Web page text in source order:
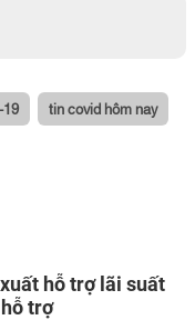
tin covid hôm nay
hỗ trợ lãi suất
trợ